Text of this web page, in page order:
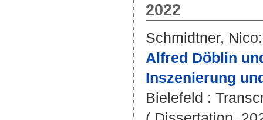
2022
Schmidtner, Nico:
Alfred Döblin
Inszenierung
Bielefeld :